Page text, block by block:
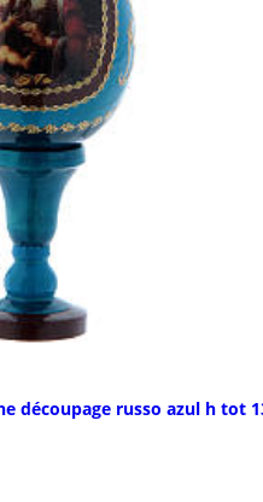
découpage russo azul h tot